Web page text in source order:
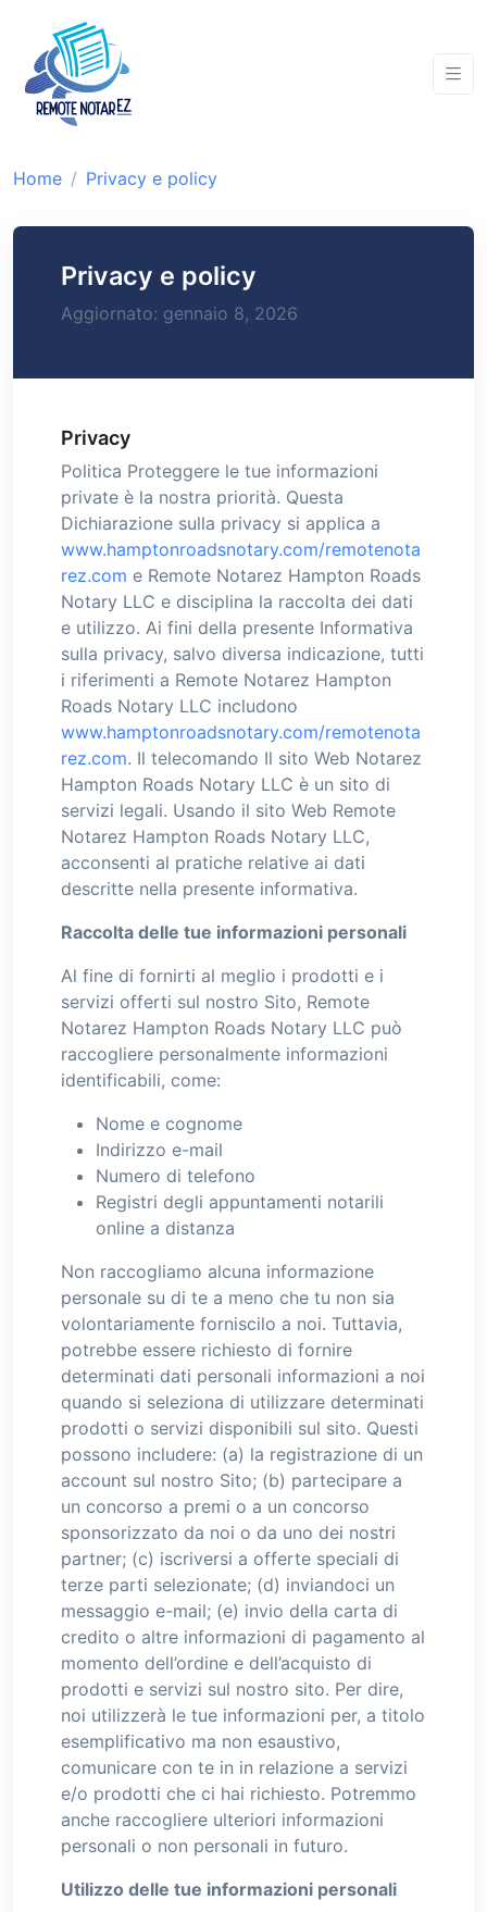
Home Privacy e policy
Privacy e policy
Aggiornato: gennaio 8, 2026
Privacy
Politica Proteggere le tue informazioni
private è la nostra priorità. Questa
Dichiarazione sulla privacy si applica a
www.hamptonroadsnotary.com/remotenota
rez.com e Remote Notarez Hampton Roads
Notary LLC e disciplina la raccolta dei dati
e utilizzo. Ai fini della presente Informativa
sulla privacy, salvo diversa indicazione, tutti
i riferimenti a Remote Notarez Hampton
Roads Notary LLC includono
www.hamptonroadsnotary.com/remotenota
rez.com. Il telecomando Il sito Web Notarez
Hampton Roads Notary LLC è un sito di
servizi legali. Usando il sito Web Remote
Notarez Hampton Roads Notary LLC,
acconsenti al pratiche relative ai dati
descritte nella presente informativa.
Raccolta delle tue informazioni personali
Al fine di fornirti al meglio i prodotti e i
servizi offerti sul nostro Sito, Remote
Notarez Hampton Roads Notary LLC può
raccogliere personalmente informazioni
identificabili, come:
Nome e cognome
Indirizzo e-mail
Numero di telefono
Registri degli appuntamenti notarili
online a distanza
Non raccogliamo alcuna informazione
personale su di te a meno che tu non sia
volontariamente forniscilo a noi. Tuttavia,
potrebbe essere richiesto di fornire
determinati dati personali informazioni a noi
quando si seleziona di utilizzare determinati
prodotti o servizi disponibili sul sito. Questi
possono includere: (a) la registrazione di un
account sul nostro Sito; (b) partecipare a
un concorso a premi o a un concorso
sponsorizzato da noi o da uno dei nostri
partner; (c) iscriversi a offerte speciali di
terze parti selezionate; (d) inviandoci un
messaggio e-mail; (e) invio della carta di
credito o altre informazioni di pagamento al
momento dell’ordine e dell’acquisto di
prodotti e servizi sul nostro sito. Per dire,
noi utilizzerà le tue informazioni per, a titolo
esemplificativo ma non esaustivo,
comunicare con te in in relazione a servizi
e/o prodotti che ci hai richiesto. Potremmo
anche raccogliere ulteriori informazioni
personali o non personali in futuro.
Utilizzo delle tue informazioni personali